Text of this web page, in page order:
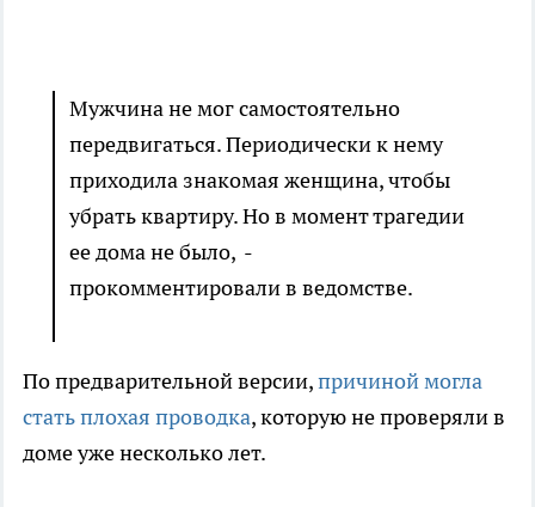
Мужчина не мог самостоятельно
передвигаться. Периодически к нему
приходила знакомая женщина, чтобы
убрать квартиру. Но в момент трагедии
ее дома не было, -
прокомментировали в ведомстве.
По предварительной версии,причиной могла
стать плохая проводка, которую не проверяли в
доме уже несколько лет.